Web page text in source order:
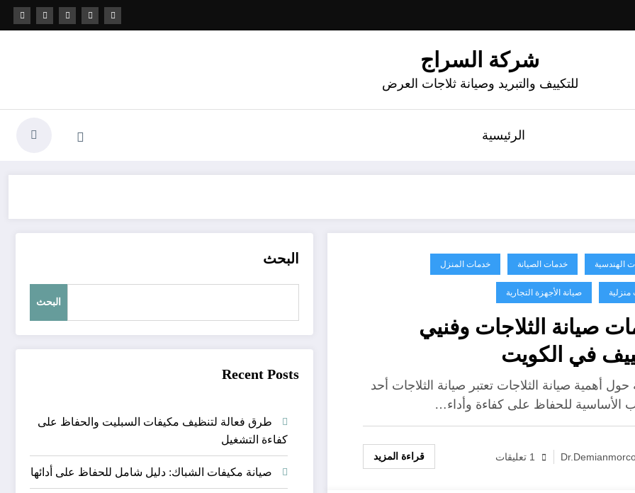
شركة السراج
للتكييف والتبريد وصيانة ثلاجات العرض
الرئيسية
الهندسية خدمات الصيانة خدمات المنزل
صيانة الأجهزة التجارية
صيانة الثلاجات وفنيي
في الكويت
أهمية صيانة الثلاجات تعتبر صيانة الثلاجات أحد
الأساسية للحفاظ على كفاءة وأداء…
1 تعليقات قراءة المزيد
البحث
البحث
Recent Posts
طرق فعالة لتنظيف مكيفات السبليت والحفاظ على
كفاءة التشغيل
صيانة مكيفات الشباك: دليل شامل للحفاظ على أدائها